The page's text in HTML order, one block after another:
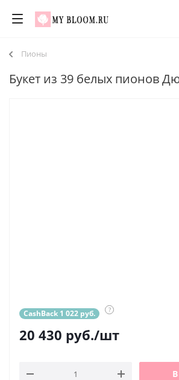
Пионы
Букет из 39 белых пионов
CashBack 1 022 руб. ?
20 430 руб./шт